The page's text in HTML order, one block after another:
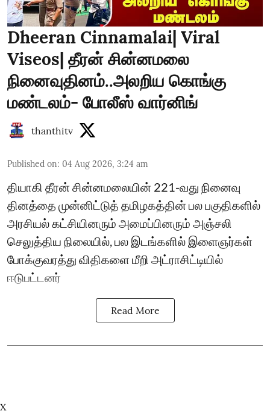
Dheeran Cinnamalai| Viral
Viseos| தீரன் சின்னமலை
நினைவுதினம்..அலறிய கொங்கு
மண்டலம்- போலீஸ் வார்னிங்
thanthitv
Published on: 04 Aug 2026, 3:24 am
தியாகி தீரன் சின்னமலையின் 221-வது நினைவு
தினத்தை முன்னிட்டுத் தமிழகத்தின் பல பகுதிகளில்
அரசியல் கட்சியினரும் அமைப்பினரும் அஞ்சலி
செலுத்திய நிலையில், பல இடங்களில் இளைஞர்கள்
போக்குவரத்து விதிகளை மீறி அட்ராசிட்டியில்
ஈடுபட்டனர்
Read More
X